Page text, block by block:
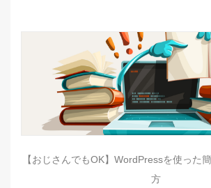
【おじさんでもOK】WordPressを使った
方